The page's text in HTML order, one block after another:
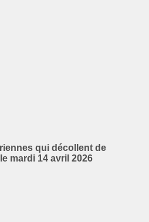
qui décollent de
mardi 14 avril 2026